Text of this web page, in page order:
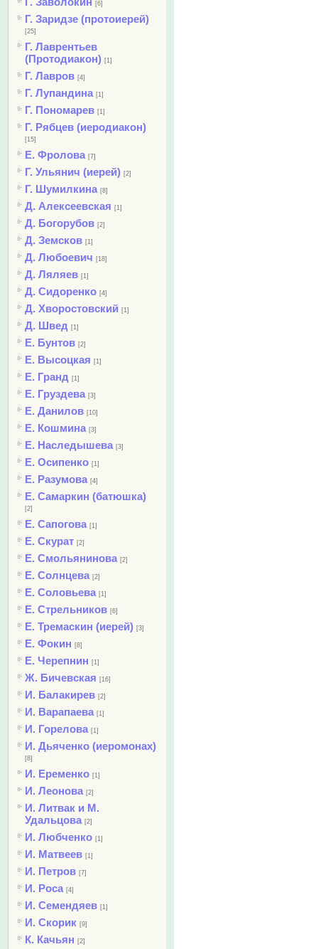
[6]
Г. Заридзе (протоиерей)
[25]
Г. Лаврентьев
(Протодиакон) [1]
Г. Лавров [4]
Г. Лупандина [1]
Г. Пономарев [1]
Г. Рябцев (иеродиакон)
[15]
Е. Фролова [7]
Г. Ульянич (иерей) [2]
Г. Шумилкина [8]
Д. Алексеевская [1]
Д. Богорубов [2]
Д. Земсков [1]
Д. Любоевич [18]
Д. Ляляев [1]
Д. Сидоренко [4]
Д. Хворостовский [1]
Д. Швед [1]
Е. Бунтов [2]
Е. Высоцкая [1]
Е. Гранд [1]
Е. Груздева [3]
Е. Данилов [10]
Е. Кошмина [3]
Е. Наследышева [3]
Е. Осипенко [1]
Е. Разумова [4]
Е. Самаркин (батюшка)
[2]
Е. Сапогова [1]
Е. Скурат [2]
Е. Смольянинова [2]
Е. Солнцева [2]
Е. Соловьева [1]
Е. Стрельников [6]
Е. Тремаскин (иерей) [3]
Е. Фокин [8]
Е. Черепнин [1]
Ж. Бичевская [16]
И. Балакирев [2]
И. Варапаева [1]
И. Горелова [1]
И. Дьяченко (иеромонах)
[8]
И. Еременко [1]
И. Леонова [2]
И. Литвак и М.
Удальцова [2]
И. Любченко [1]
И. Матвеев [1]
И. Петров [7]
И. Роса [4]
И. Семендяев [1]
И. Скорик [9]
К. Качьян [2]